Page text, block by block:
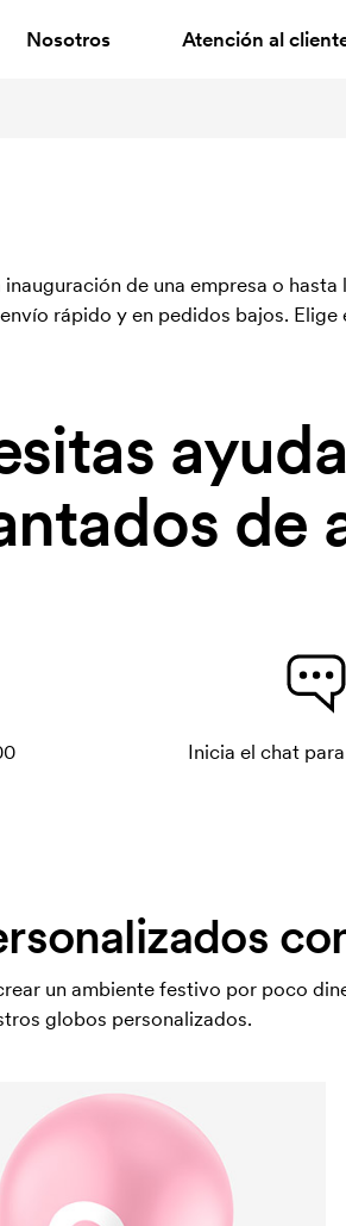
Nosotros Atención al
de una empresa o
rápido y en pedidos bajos.
de
Inicia el chat
un ambiente festivo por poco
globos personalizados.